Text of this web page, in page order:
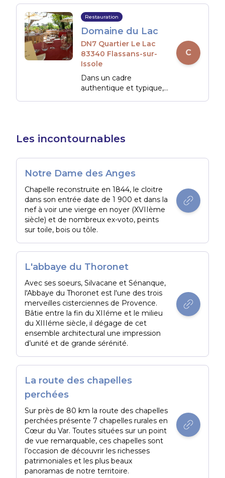
Maures.
Restauration
Domaine du Lac
DN7 Quartier Le Lac
83340 Flassans-sur-
Issole
Dans un cadre
authentique et typique,
et une carte des vins
C
Les incontournables
Notre Dame des Anges
Chapelle reconstruite en 1844, le cloitre
dans son entrée date de 1 900 et dans la
nef à voir une vierge en noyer (XVIIème
siècle) et de nombreux ex-voto, peints
sur toile, bois ou tôle.
L'abbaye du Thoronet
Avec ses soeurs, Silvacane et Sénanque,
l'Abbaye du Thoronet est l'une des trois
merveilles cisterciennes de Provence.
Bâtie entre la fin du XIIéme et le milieu
du XIIIéme siècle, il dégage de cet
ensemble architectural une impression
d’unité et de grande sérénité.
La route des chapelles
perchées
Sur près de 80 km la route des chapelles
perchées présente 7 chapelles rurales en
Cœur du Var. Toutes situées sur un point
de vue remarquable, ces chapelles sont
l’occasion de découvrir les richesses
patrimoniales et les plus beaux
panoramas de notre territoire.